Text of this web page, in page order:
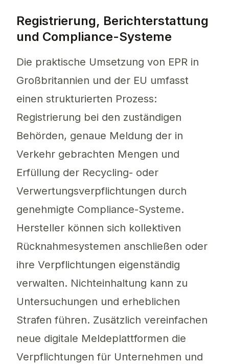
Registrierung, Berichterstattung
und Compliance-Systeme
Die praktische Umsetzung von EPR in
Großbritannien und der EU umfasst
einen strukturierten Prozess:
Registrierung bei den zuständigen
Behörden, genaue Meldung der in
Verkehr gebrachten Mengen und
Erfüllung der Recycling- oder
Verwertungsverpflichtungen durch
genehmigte Compliance-Systeme.
Hersteller können sich kollektiven
Rücknahmesystemen anschließen oder
ihre Verpflichtungen eigenständig
verwalten. Nichteinhaltung kann zu
Untersuchungen und erheblichen
Strafen führen. Zusätzlich vereinfachen
neue digitale Meldeplattformen die
Verpflichtungen für Unternehmen und